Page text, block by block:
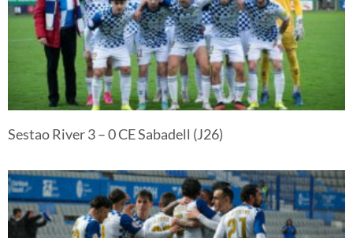
Sestao River 3 – 0 CE Sabadell (J26)